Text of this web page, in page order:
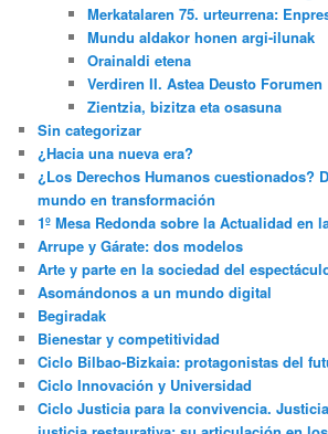
Merkatalaren 75. urteurrena:
Mundu aldakor honen argi-ilunak
Orainaldi etena
Verdiren II. Astea Deusto Forumen
Zientzia, bizitza eta osasuna
Sin categorizar
¿Hacia una nueva era?
¿Los Derechos Humanos cuestionados?
mundo en transformación
1º Mesa Redonda sobre la Actualidad en
Arrupe y Gárate: dos modelos
Arte y parte en la sociedad del
Asomándonos a un mundo digital
Begiradak
Bienestar y competitividad
Ciclo Bilbao-Bizkaia: protagonistas del
Ciclo Innovación y Universidad
Ciclo Justicia para la convivencia.